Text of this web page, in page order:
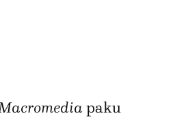
paku